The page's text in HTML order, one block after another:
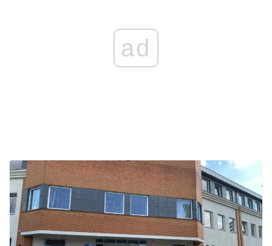
ad